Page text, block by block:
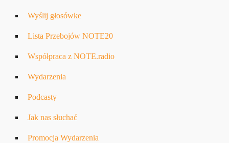
Wyślij głosówke
Lista Przebojów NOTE20
Współpraca z NOTE.radio
Wydarzenia
Podcasty
Jak nas słuchać
Promocja Wydarzenia